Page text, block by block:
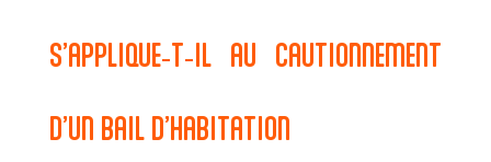
S’APPLIQUE‑T‑IL AU CAUTIONNEMENT
D’UN BAIL D’HABITATION